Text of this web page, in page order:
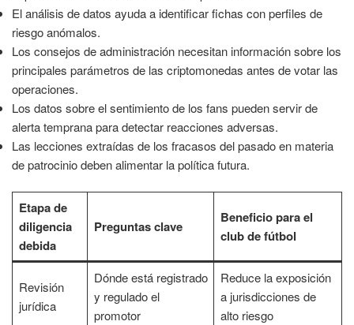
El análisis de datos ayuda a identificar fichas con perfiles de
riesgo anómalos.
Los consejos de administración necesitan información sobre los
principales parámetros de las criptomonedas antes de votar las
operaciones.
Los datos sobre el sentimiento de los fans pueden servir de
alerta temprana para detectar reacciones adversas.
Las lecciones extraídas de los fracasos del pasado en materia
de patrocinio deben alimentar la política futura.
Etapa de
diligencia
debida
Preguntas clave
Beneficio para el
club de fútbol
Revisión
jurídica
Dónde está registrado
y regulado el
promotor
Reduce la exposición
a jurisdicciones de
alto riesgo